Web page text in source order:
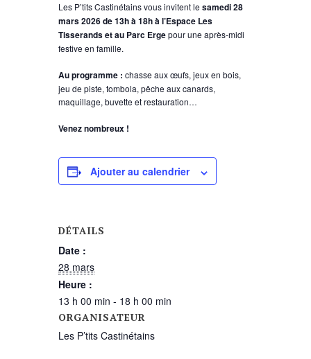
Les P’tits Castinétainsvous invitent le samedi 28
mars 2026 de 13h à 18h à l’Espace Les
Tisserands et au Parc Ergepour une après-midi
festive en famille.
Au programme : chasse aux œufs, jeux en bois,
jeu de piste, tombola, pêche aux canards,
maquillage, buvette et restauration…
Venez nombreux !
Ajouter au calendrier
DÉTAILS
Date :
28 mars
Heure :
13 h 00 min - 18 h 00 min
ORGANISATEUR
Les P’tits Castinétains